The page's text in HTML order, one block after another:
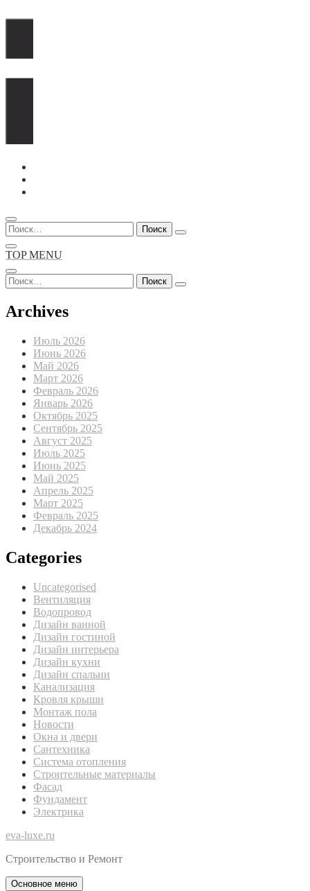
Перейти
содержимому
Найти:
TOP MENU
Найти:
Archives
Июль 2026
Июнь 2026
Май 2026
Март 2026
Февраль 2026
Январь 2026
Октябрь 2025
Сентябрь 2025
Август 2025
Июль 2025
Июнь 2025
Май 2025
Апрель 2025
Март 2025
Февраль 2025
Декабрь 2024
Categories
Uncategorised
Вентиляция
Водопровод
Дизайн ванной
Дизайн гостиной
Дизайн интерьера
Дизайн кухни
Дизайн спальни
Канализация
Кровля крыши
Монтаж пола
Новости
Окна и двери
Сантехника
Система отопления
Строительные материалы
Фасад
Фундамент
Электрика
eva-luxe.ru
Строительство и Ремонт
Основное меню